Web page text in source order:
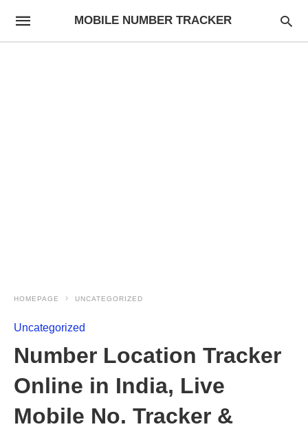
MOBILE NUMBER TRACKER
HOMEPAGE UNCATEGORIZED
Uncategorized
Number Location Tracker
Online in India, Live
Mobile No. Tracker &